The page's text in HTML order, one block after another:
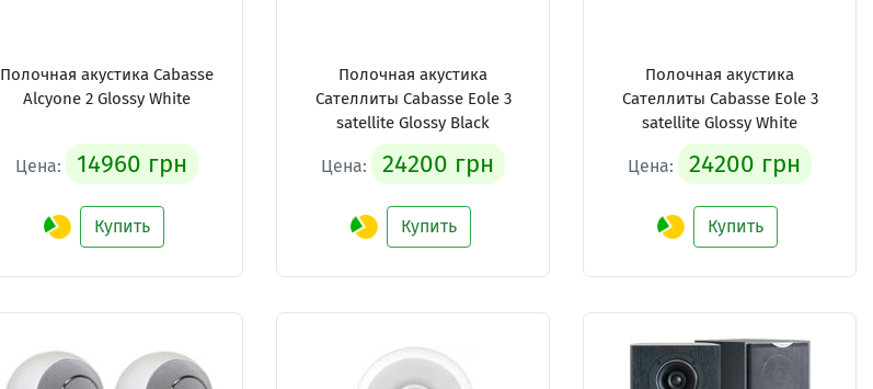
Полочная акустика Cabasse
Alcyone 2 Glossy White
Цена: 14960 грн
Купить
Полочная акустика
Сателлиты Cabasse Eole 3
satellite Glossy Black
Цена: 24200 грн
Купить
Полочная акустика
Сателлиты Cabasse Eole 3
satellite Glossy White
Цена: 24200 грн
Купить